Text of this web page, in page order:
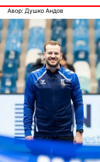
Авор: Душко Андов